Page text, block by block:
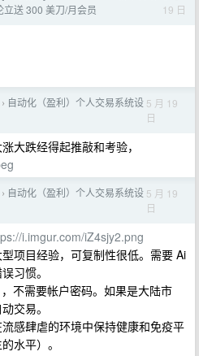
送 300 美刀/月会员
19 日
› 自动化（盈利）个人交易系统设 5 月 19
日
大跌经得起推敲和考验，
› 自动化（盈利）个人交易系统设 5 月 19
日
i.imgur.com/iZ4sjy2.png
项目经验，可复制性很低。需要 Ai
习惯。
不需要帐户密码。如果是大陆市
交易。
感肆虐的环境中保持健康和免疫平
水平）。